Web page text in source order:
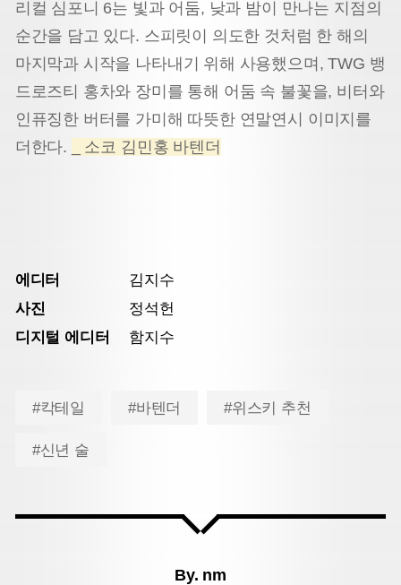
리컬 심포니 6는 빛과 어둠, 낮과 밤이 만나는 지점의
순간을 담고 있다. 스피릿이 의도한 것처럼 한 해의
마지막과 시작을 나타내기 위해 사용했으며, TWG 뱅
드로즈티 홍차와 장미를 통해 어둠 속 불꽃을, 비터와
인퓨징한 버터를 가미해 따뜻한 연말연시 이미지를
더한다.
_ 소코 김민홍 바텐더
에디터
김지수
사진
정석헌
디지털 에디터
함지수
#칵테일 #바텐더 #위스키 추천
#신년 술
By. nm